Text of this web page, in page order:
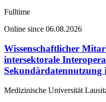
Fulltime
Online since 06.08.2026
Wissenschaftlicher
intersektorale
Sekundärdatennutzung
Medizinische Universität